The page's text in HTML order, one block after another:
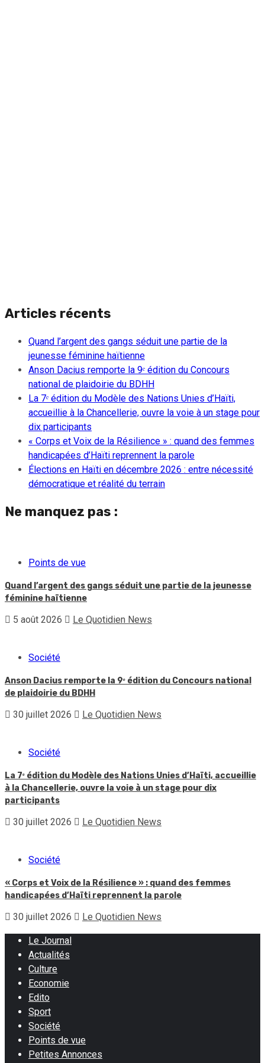
Articles récents
Quand l’argent des gangs séduit une partie de la
jeunesse féminine haïtienne
Anson Dacius remporte la 9ᵉ édition du Concours
national de plaidoirie du BDHH
La 7ᵉ édition du Modèle des Nations Unies d’Haïti,
accueillie à la Chancellerie, ouvre la voie à un stage pour
dix participants
« Corps et Voix de la Résilience » : quand des femmes
handicapées d’Haïti reprennent la parole
Élections en Haïti en décembre 2026 : entre nécessité
démocratique et réalité du terrain
Ne manquez pas :
Points de vue
Quand l’argent des gangs séduit une partie de la jeunesse
féminine haïtienne
5 août 2026 Le Quotidien News
Société
Anson Dacius remporte la 9ᵉ édition du Concours national
de plaidoirie du BDHH
30 juillet 2026 Le Quotidien News
Société
La 7ᵉ édition du Modèle des Nations Unies d’Haïti, accueillie
à la Chancellerie, ouvre la voie à un stage pour dix
participants
30 juillet 2026 Le Quotidien News
Société
« Corps et Voix de la Résilience » : quand des femmes
handicapées d’Haïti reprennent la parole
30 juillet 2026 Le Quotidien News
Le Journal
Actualités
Culture
Economie
Edito
Sport
Société
Points de vue
Petites Annonces